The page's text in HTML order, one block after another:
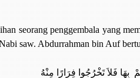
seorang penggembala yang
saw. Abdurrahman bin Auf
بِهَا فَلاَ تَخْرُجُوا فِرَارًا مِنْهُ